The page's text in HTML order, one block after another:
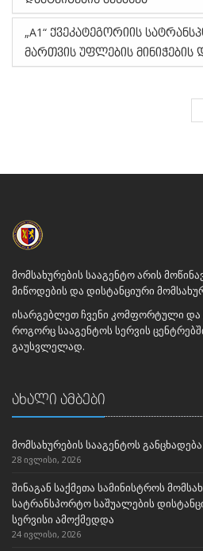
„A1“ ქვეკატეგორიის
მართვის უფლების მინიჭების
მომსახურების სააგენტო არის
მიწოდების და დისტანციური
ისარგებლეთ ჩვენი კომფორტული და
როგორც სააგენტოს სერვის
გაუსვლელად.
ახალი ამბები
მომსახურების სააგენტოს განცხადება
28 ივლისი, 2026
შინაგან საქმეთა სამინისტროს
სატრანსპორტო საშუალების
სერვისი ამოქმედდა
24 ივლისი, 2026